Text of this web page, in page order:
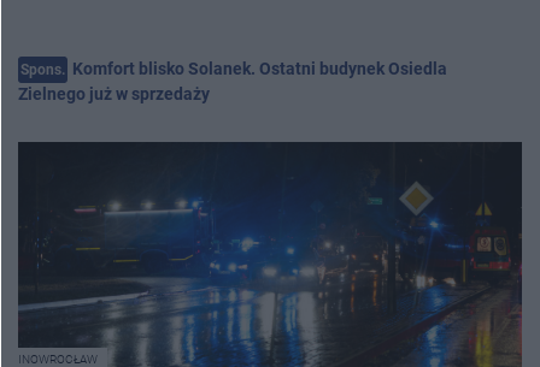
Spons. Komfort blisko Solanek. Ostatni budynek Osiedla
Zielnego już w sprzedaży
INOWROCŁAW